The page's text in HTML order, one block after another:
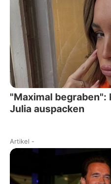
"Maximal
Julia auspacken
Artikel -